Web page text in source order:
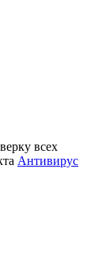
всех
Антивирус